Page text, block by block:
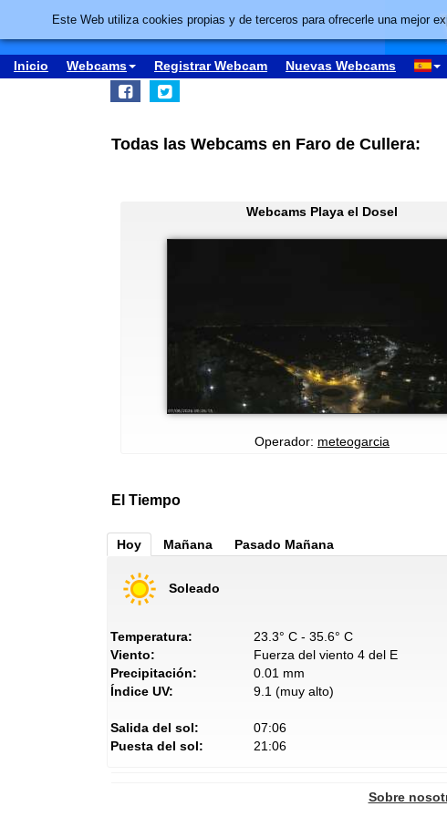
Inicio Webcams Registrar Webcam Nuevas Webcams
Todas las Webcams en Faro de Cullera:
Webcams Playa el Dosel
Operador: meteogarcia
El Tiempo
Hoy Mañana Pasado Mañana
Soleado
Temperatura:
23.3° C - 35.6° C
Viento:
Fuerza del viento 4 del E
Precipitación:
0.01 mm
Índice UV:
9.1 (muy alto)
Salida del sol:
07:06
Puesta del sol:
21:06
Sobre
Este Web utiliza cookies propias y de terceros para ofrecerle una mejor